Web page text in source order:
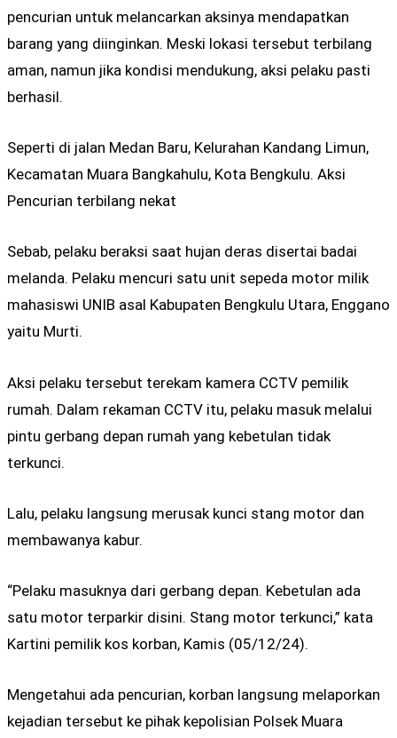
pencurian untuk melancarkan aksinya mendapatkan
barang yang diinginkan. Meski lokasi tersebut terbilang
aman, namun jika kondisi mendukung, aksi pelaku pasti
berhasil.
Seperti di jalan Medan Baru, Kelurahan Kandang Limun,
Kecamatan Muara Bangkahulu, Kota Bengkulu. Aksi
Pencurian terbilang nekat
Sebab, pelaku beraksi saat hujan deras disertai badai
melanda. Pelaku mencuri satu unit sepeda motor milik
mahasiswi UNIB asal Kabupaten Bengkulu Utara, Enggano
yaitu Murti.
Aksi pelaku tersebut terekam kamera CCTV pemilik
rumah. Dalam rekaman CCTV itu, pelaku masuk melalui
pintu gerbang depan rumah yang kebetulan tidak
terkunci.
Lalu, pelaku langsung merusak kunci stang motor dan
membawanya kabur.
“Pelaku masuknya dari gerbang depan. Kebetulan ada
satu motor terparkir disini. Stang motor terkunci,” kata
Kartini pemilik kos korban, Kamis (05/12/24).
Mengetahui ada pencurian, korban langsung melaporkan
kejadian tersebut ke pihak kepolisian Polsek Muara